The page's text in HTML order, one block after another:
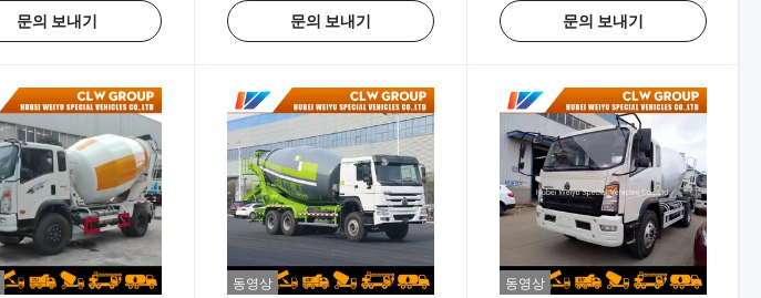
문의 보내기 문의 보내기 문의 보내기
동영상 동영상